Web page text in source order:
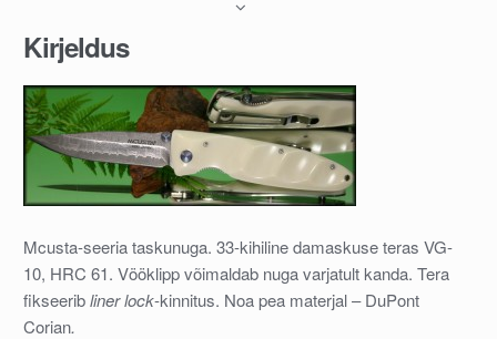
Kirjeldus
Mcusta-seeria taskunuga. 33-kihiline damaskuse teras VG-
10, HRC 61. Vööklipp võimaldab nuga varjatult kanda. Tera
fikseeribliner lock-kinnitus. Noa pea materjal – DuPont
Corian.